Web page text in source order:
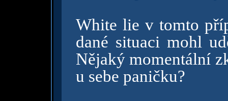
White lie v tomto
dané situaci mohl
Nějaký momentální
u sebe paničku?